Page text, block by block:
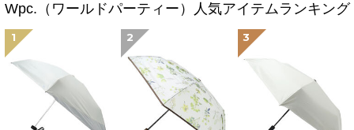
Wpc.（ワールドパーティー）人気アイテムランキング
1 2 3